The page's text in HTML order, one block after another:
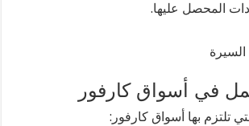
المحصل عليها.
في أسواق كارفور
تلتزم بها أسواق كارفور: